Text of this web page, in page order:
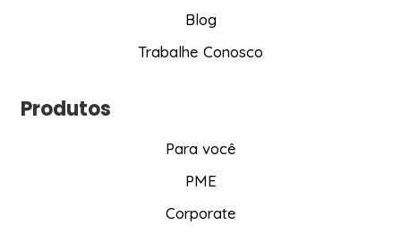
Blog
Trabalhe Conosco
Produtos
Para você
PME
Corporate